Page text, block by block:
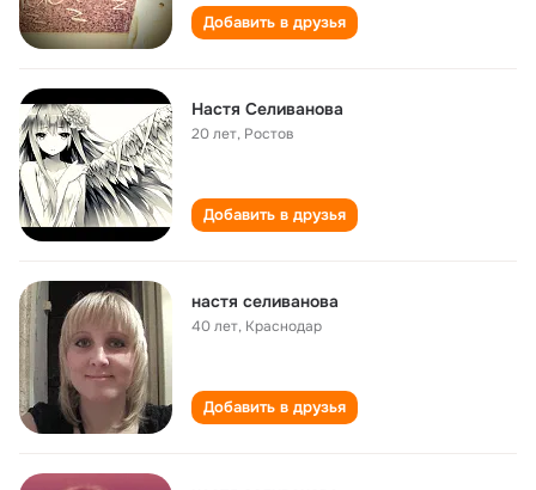
Добавить в друзья
Настя Селиванова
20 лет, Ростов
Добавить в друзья
настя селиванова
40 лет, Краснодар
Добавить в друзья